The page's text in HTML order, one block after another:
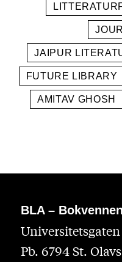
JAIPUR
FUTURE LIBRARY
AMITAV GHOSH
BLA –
Universitetsgaten
Pb. 6794 St.